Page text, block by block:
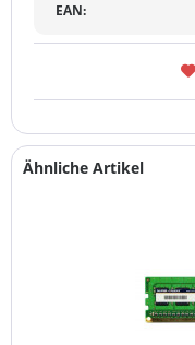
EAN:
Ähnliche Artikel